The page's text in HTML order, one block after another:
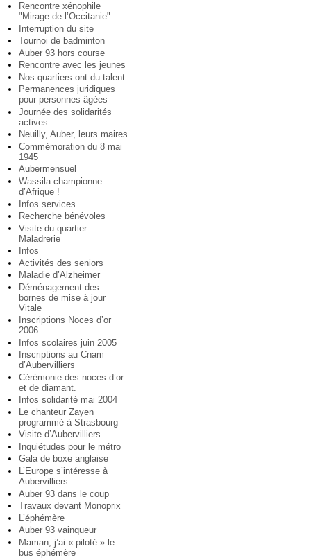
Rencontre xénophile
"Mirage de l’Occitanie"
Interruption du site
Tournoi de badminton
Auber 93 hors course
Rencontre avec les jeunes
Nos quartiers ont du talent
Permanences juridiques
pour personnes âgées
Journée des solidarités
actives
Neuilly, Auber, leurs maires
Commémoration du 8 mai
1945
Aubermensuel
Wassila championne
d’Afrique !
Infos services
Recherche bénévoles
Visite du quartier
Maladrerie
Infos
Activités des seniors
Maladie d’Alzheimer
Déménagement des
bornes de mise à jour
Vitale
Inscriptions Noces d’or
2006
Infos scolaires juin 2005
Inscriptions au Cnam
d’Aubervilliers
Cérémonie des noces d’or
et de diamant.
Infos solidarité mai 2004
Le chanteur Zayen
programmé à Strasbourg
Visite d’Aubervilliers
Inquiétudes pour le métro
Gala de boxe anglaise
L’Europe s’intéresse à
Aubervilliers
Auber 93 dans le coup
Travaux devant Monoprix
L’éphémère
Auber 93 vainqueur
Maman, j’ai « piloté » le
bus éphémère